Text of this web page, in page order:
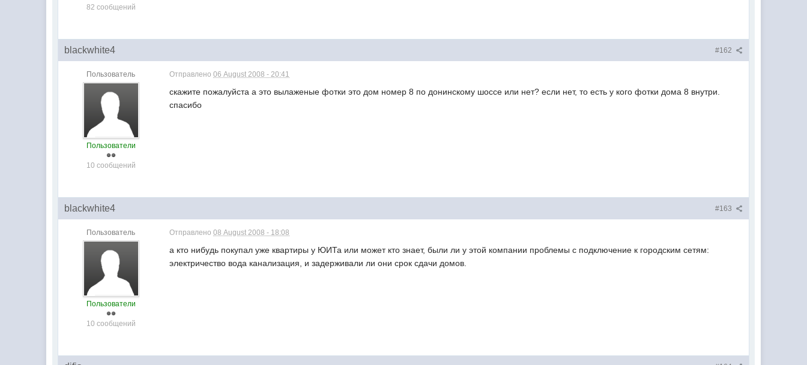
82 сообщений
#162
blackwhite4
Пользователь
Пользователи
10 сообщений
Отправлено06 August 2008 - 20:41
скажите пожалуйста а это вылаженые фотки это дом номер 8 по донинскому шоссе или нет? если нет, то есть у кого фотки дома 8 внутри.
спасибо
#163
blackwhite4
Пользователь
Пользователи
10 сообщений
Отправлено08 August 2008 - 18:08
а кто нибудь покупал уже квартиры у ЮИТа или может кто знает, были ли у этой компании проблемы с подключение к городским сетям:
электричество вода канализация, и задерживали ли они срок сдачи домов.